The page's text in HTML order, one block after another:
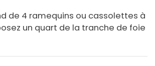
de 4 ramequins ou cassolettes à
un quart de la tranche de foie